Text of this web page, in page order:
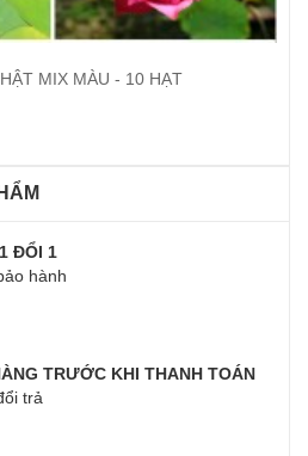
vào giỏ hàng
MIX MÀU - 10 HẠT
ĐỔI 1
hành
TRƯỚC KHI THANH TOÁN
trả